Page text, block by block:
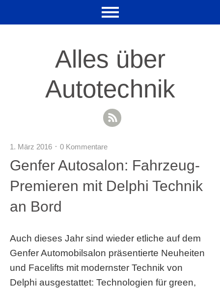
Alles über
Autotechnik
RSS Feed
1. März 2016 0 Kommentare
Genfer Autosalon: Fahrzeug-
Premieren mit Delphi Technik
an Bord
Auch dieses Jahr sind wieder etliche auf dem
Genfer Automobilsalon präsentierte Neuheiten
und Facelifts mit modernster Technik von
Delphi ausgestattet: Technologien für green,